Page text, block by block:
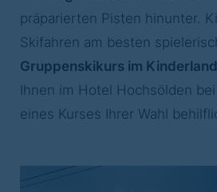
präparierten Pisten hinunter.
Skifahren am besten
Gruppenskikurs im Kinderland
Ihnen im Hotel Hochsölden
eines Kurses Ihrer Wahl